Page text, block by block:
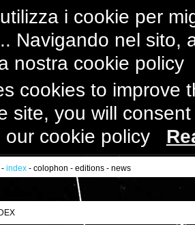
i cookie per
Navigando nel sito,
nostra cookie
cookies to improve
site, you will
our cookie policy
- index - colophon - editions - news